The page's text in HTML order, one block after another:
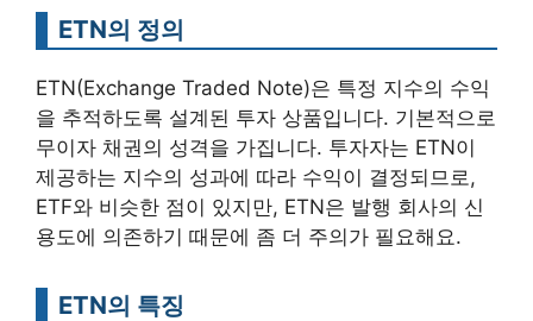
ETN의 정의
ETN(Exchange Traded Note)은 특정 지수의 수익
을 추적하도록 설계된 투자 상품입니다. 기본적으로
무이자 채권의 성격을 가집니다. 투자자는 ETN이
제공하는 지수의 성과에 따라 수익이 결정되므로,
ETF와 비슷한 점이 있지만, ETN은 발행 회사의 신
용도에 의존하기 때문에 좀 더 주의가 필요해요.
ETN의 특징